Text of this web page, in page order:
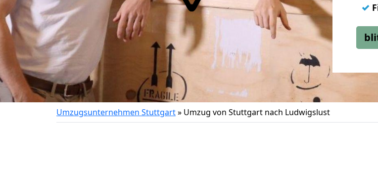
✓
Umzugsunternehmen Stuttgart» Umzug von Stuttgart nach Ludwigslust